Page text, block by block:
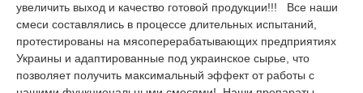
увеличить выход и качество готовой продукции!!! Все наши
смеси составлялись в процессе длительных испытаний,
протестированы на мясоперерабатывающих предприятиях
Украины и адаптированные под украинское сырье, что
позволяет получить максимальный эффект от работы с